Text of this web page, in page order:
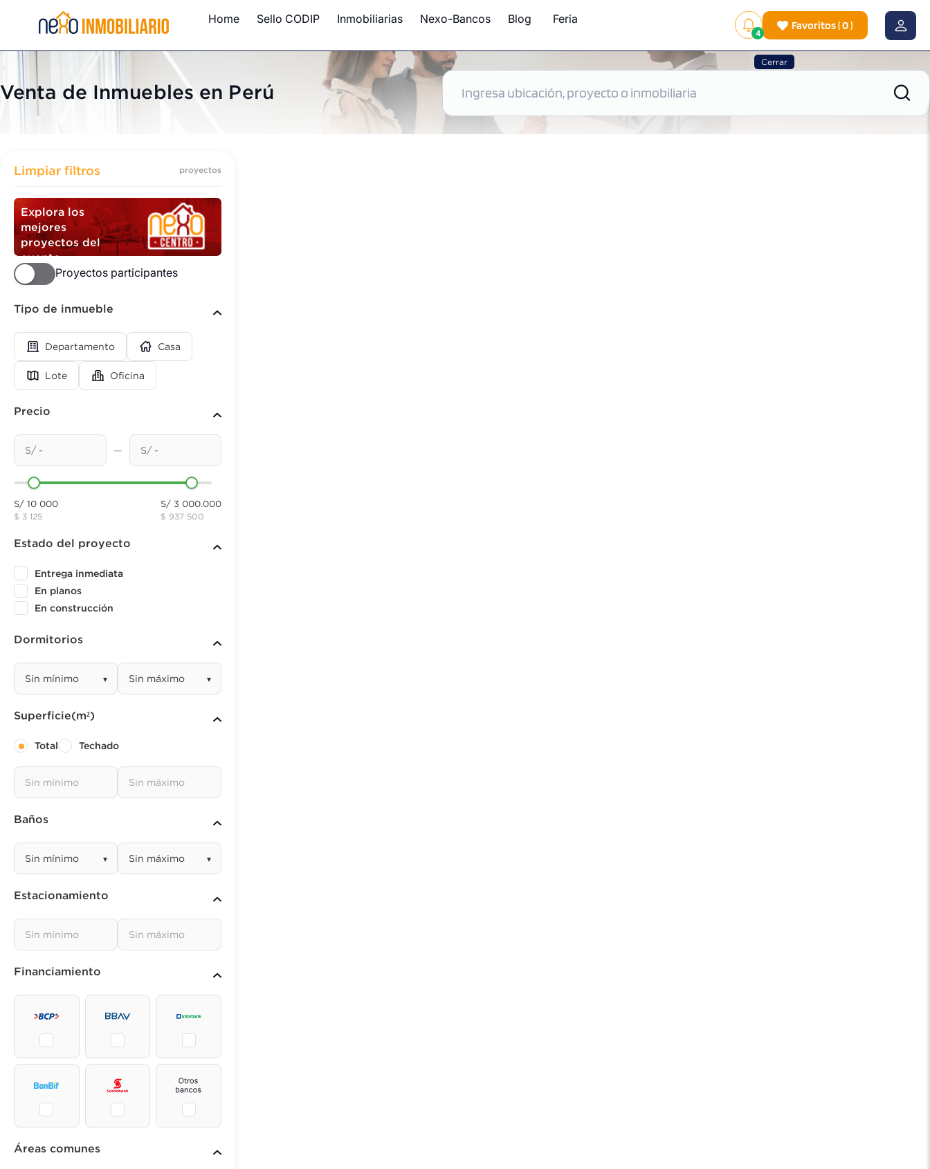
Home Sello CODIP Inmobiliarias Nexo-Bancos Blog Feria
4
Favoritos(0)
Cerrar
Venta de Inmuebles en Perú
Limpiar filtros proyectos
Explora los
mejores
proyectos del
evento
Proyectos participantes
Tipo de inmueble
Departamento Casa
Lote Oficina
Precio
—
S/ 10 000
$ 3 125
S/ 3 000.000
$ 937 500
Estado del proyecto
Entrega inmediata
En planos
En construcción
Dormitorios
▾ ▾
Superficie(m²)
Total Techado
Baños
▾ ▾
Estacionamiento
Financiamiento
Áreas comunes